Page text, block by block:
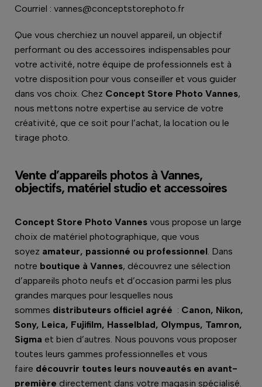
Courriel : vannes@conceptstorephoto.fr
Que vous cherchiez un nouvel appareil, un objectif
performant ou des accessoires indispensables pour
votre activité, notre équipe de professionnels est à
votre disposition pour vous conseiller et vous guider
dans vos choix. Chez Concept Store Photo Vannes,
nous mettons notre expertise au service de votre
créativité, que ce soit pour l’achat, la location ou le
tirage photo.
Vente d’appareils photos à Vannes,
objectifs, matériel studio et accessoires
Concept Store Photo Vannes vous propose un large
choix de matériel photographique, que vous
soyez amateur, passionné ou professionnel. Dans
notre boutique à Vannes, découvrez une sélection
d’appareils photo neufs et d’occasion parmi les plus
grandes marques pour lesquelles nous
sommes distributeurs officiel agréé : Canon, Nikon,
Sony, Leica, Fujifilm, Hasselblad, Olympus, Tamron,
Sigma et bien d’autres. Nous pouvons vous proposer
toutes leurs gammes professionnelles et vous
faire découvrir toutes leurs nouveautés en avant-
première directement dans votre magasin spécialisé.